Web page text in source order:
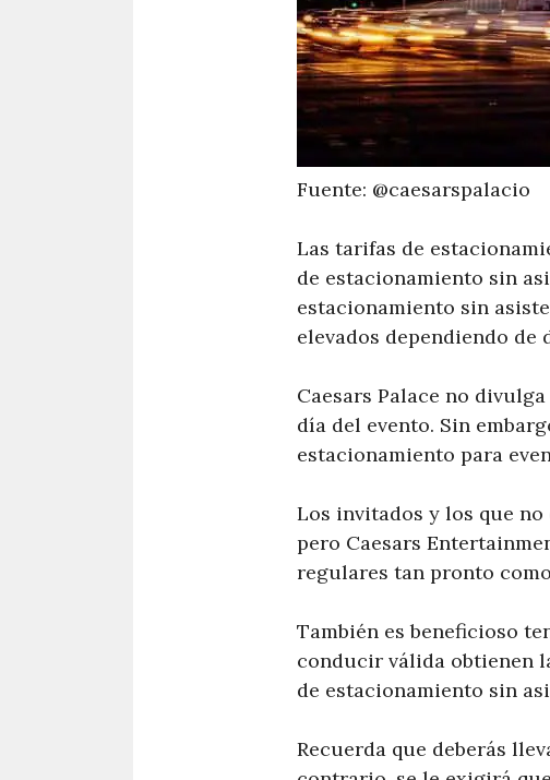
Fuente: @caesarspalacio
Las tarifas de
de estacionamiento sin
estacionamiento sin
elevados dependiendo de
Caesars Palace no
día del evento. Sin
estacionamiento para
Los invitados y los que
pero Caesars
regulares tan pronto
También es beneficioso
conducir válida obtienen
de estacionamiento sin
Recuerda que deberás